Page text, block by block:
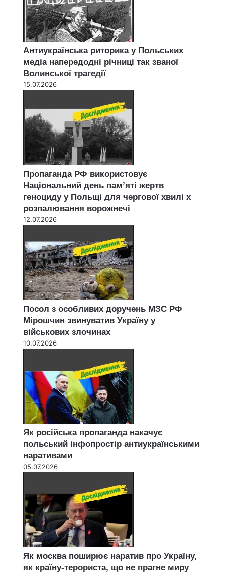
Антиукраїнська риторика у Польських
медіа напередодні річниці так званої
Волинської трагедії
15.07.2026
Пропаганда РФ використовує
Національний день пам’яті жертв
геноциду у Польщі для чергової хвилі х
розпалювання ворожнечі
12.07.2026
Посол з особливих доручень МЗС РФ
Мірошчин звинуватив Україну у
військових злочинах
10.07.2026
Як російська пропаганда накачує
польський інфопростір антиукраїнськими
наративами
05.07.2026
Як москва поширює наратив про Україну,
як країну-терориста, що не прагне миру